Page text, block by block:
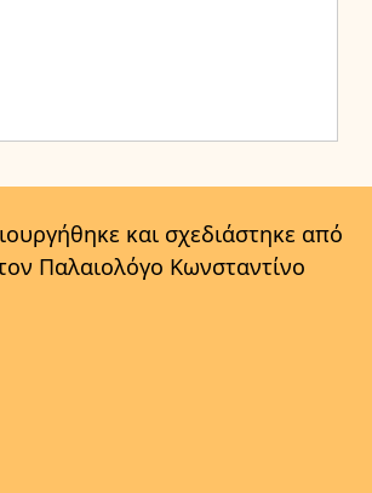
και σχεδιάστηκε από
Παλαιολόγο Κωνσταντίνο